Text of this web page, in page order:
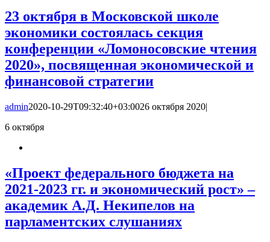
23 октября в Московской школе
экономики состоялась секция
конференции «Ломоносовские чтения
2020», посвященная экономической и
финансовой стратегии
admin2020-10-29T09:32:40+03:0026 октября 2020|
6 октября
«Проект федерального бюджета на
2021-2023 гг. и экономический рост» –
академик А.Д. Некипелов на
парламентских слушаниях